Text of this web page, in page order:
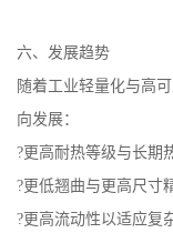
六、发展趋势
随着工业轻量化与高
向发展：
?更高耐热等级与长期
?更低翘曲与更高尺寸
?更高流动性以适应复